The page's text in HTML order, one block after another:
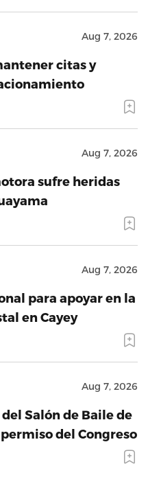
Aug 7, 2026
citas y
Aug 7, 2026
sufre heridas
Aug 7, 2026
para apoyar en la
en Cayey
Aug 7, 2026
Salón de Baile de
del Congreso